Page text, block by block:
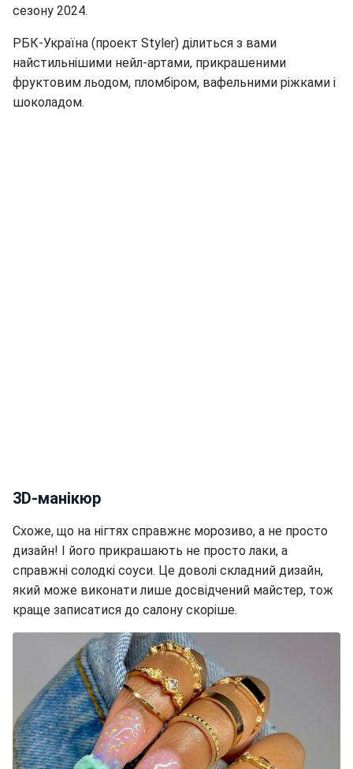
сезону 2024.
РБК-Україна (проект Styler) ділиться з вами
найстильнішими нейл-артами, прикрашеними
фруктовим льодом, пломбіром, вафельними ріжками і
шоколадом.
3D-манікюр
Схоже, що на нігтях справжнє морозиво, а не просто
дизайн! І його прикрашають не просто лаки, а
справжні солодкі соуси. Це доволі складний дизайн,
який може виконати лише досвідчений майстер, тож
краще записатися до салону скоріше.